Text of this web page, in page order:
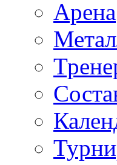
Арена